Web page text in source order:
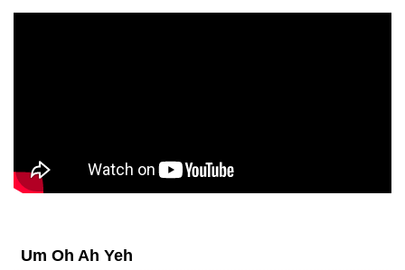
Um Oh Ah Yeh